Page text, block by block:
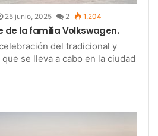
25 junio, 2025 2 1.204
de la familia Volkswagen.
del tradicional y
se lleva a cabo en la ciudad